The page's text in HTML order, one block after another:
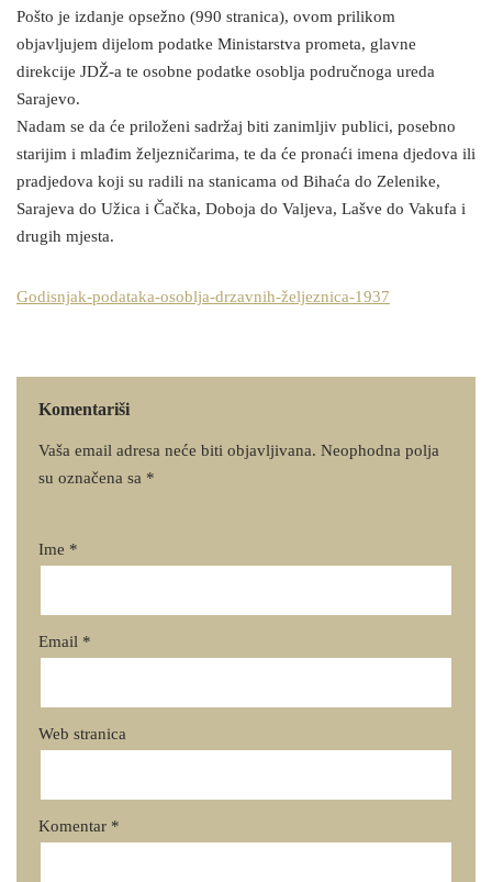
Pošto je izdanje opsežno (990 stranica), ovom prilikom
objavljujem dijelom podatke Ministarstva prometa, glavne
direkcije JDŽ-a te osobne podatke osoblja područnoga ureda
Sarajevo.
Nadam se da će priloženi sadržaj biti zanimljiv publici, posebno
starijim i mlađim željezničarima, te da će pronaći imena djedova ili
pradjedova koji su radili na stanicama od Bihaća do Zelenike,
Sarajeva do Užica i Čačka, Doboja do Valjeva, Lašve do Vakufa i
drugih mjesta.
Godisnjak-podataka-osoblja-drzavnih-željeznica-1937
Komentariši
Vaša email adresa neće biti objavljivana. Neophodna polja
su označena sa *
Ime *
Email *
Web stranica
Komentar *